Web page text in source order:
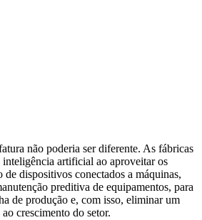
não poderia ser diferente. As fábricas
artificial ao aproveitar os
de dispositivos conectados a máquinas,
preditiva de equipamentos, para
de produção e, com isso, eliminar um
crescimento do setor.